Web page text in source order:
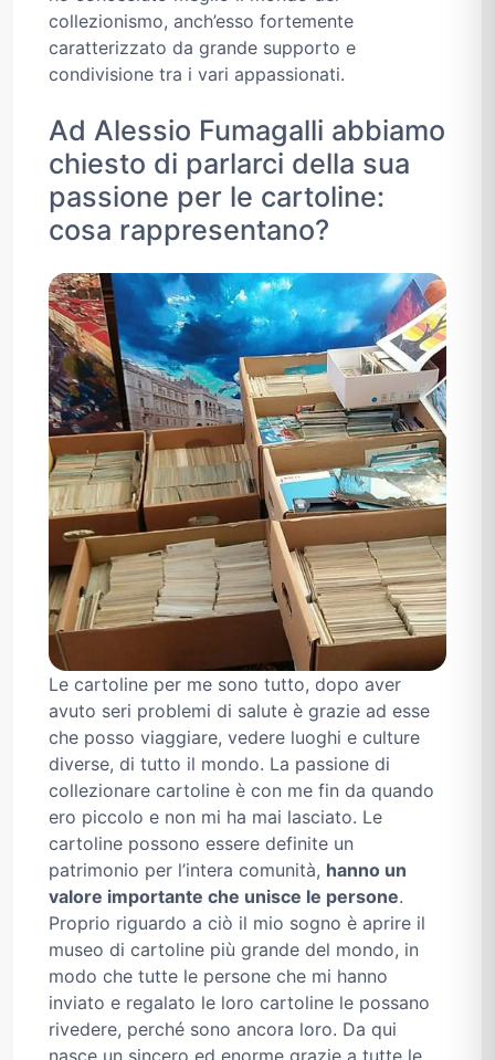
collezionismo, anch’esso fortemente
caratterizzato da grande supporto e
condivisione tra i vari appassionati.
Ad Alessio Fumagalli abbiamo
chiesto di parlarci della sua
passione per le cartoline:
cosa rappresentano?
Le cartoline per me sono tutto, dopo aver
avuto seri problemi di salute è grazie ad esse
che posso viaggiare, vedere luoghi e culture
diverse, di tutto il mondo. La passione di
collezionare cartoline è con me fin da quando
ero piccolo e non mi ha mai lasciato. Le
cartoline possono essere definite un
patrimonio per l’intera comunità, hanno un
valore importante che unisce le persone.
Proprio riguardo a ciò il mio sogno è aprire il
museo di cartoline più grande del mondo, in
modo che tutte le persone che mi hanno
inviato e regalato le loro cartoline le possano
rivedere, perché sono ancora loro. Da qui
nasce un sincero ed enorme grazie a tutte le